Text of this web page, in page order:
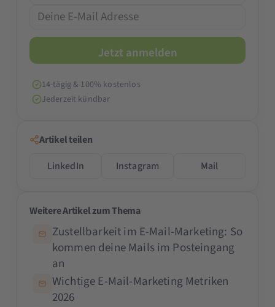
14-tägig & 100% kostenlos
Jederzeit kündbar
Artikel teilen
LinkedIn
Instagram Mail
Weitere Artikel zum Thema
Zustellbarkeit im E-Mail-Marketing: So
kommen deine Mails im Posteingang
an
Wichtige E-Mail-Marketing Metriken
2026